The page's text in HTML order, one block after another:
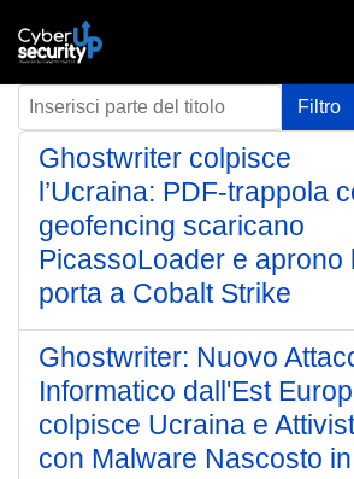
Inserisci parte del titolo Filtro
Ghostwriter colpisce
l’Ucraina: PDF-trappola
geofencing scaricano
PicassoLoader e aprono
porta a Cobalt Strike
Ghostwriter: Nuovo
Informatico dall'Est
colpisce Ucraina e
con Malware Nascosto in